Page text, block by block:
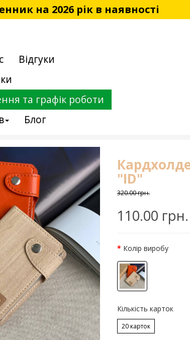
на 2026 рік в наявності
Відгуки
та графік роботи
Блог
"ID"
320.00 грн.
110.00 грн.
Колір виробу
Кількість карток
20 карток